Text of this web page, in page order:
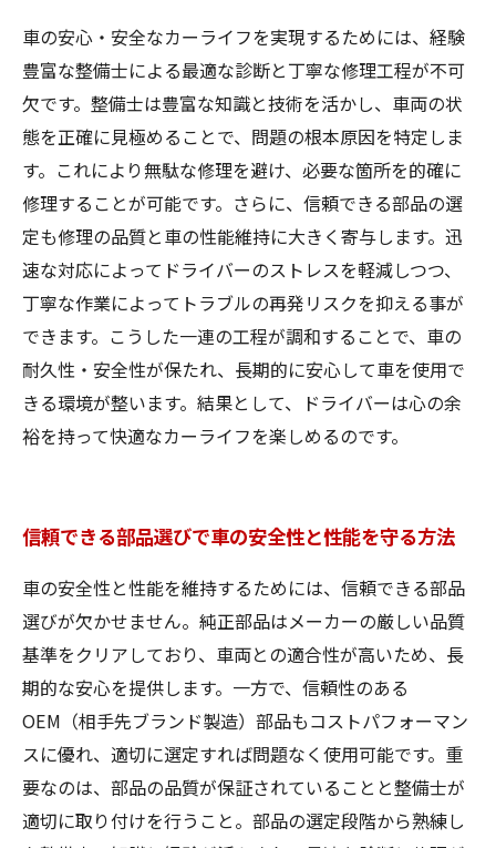
車の安心・安全なカーライフを実現するためには、経験
豊富な整備士による最適な診断と丁寧な修理工程が不可
欠です。整備士は豊富な知識と技術を活かし、車両の状
態を正確に見極めることで、問題の根本原因を特定しま
す。これにより無駄な修理を避け、必要な箇所を的確に
修理することが可能です。さらに、信頼できる部品の選
定も修理の品質と車の性能維持に大きく寄与します。迅
速な対応によってドライバーのストレスを軽減しつつ、
丁寧な作業によってトラブルの再発リスクを抑える事が
できます。こうした一連の工程が調和することで、車の
耐久性・安全性が保たれ、長期的に安心して車を使用で
きる環境が整います。結果として、ドライバーは心の余
裕を持って快適なカーライフを楽しめるのです。
信頼できる部品選びで車の安全性と性能を守る方法
車の安全性と性能を維持するためには、信頼できる部品
選びが欠かせません。純正部品はメーカーの厳しい品質
基準をクリアしており、車両との適合性が高いため、長
期的な安心を提供します。一方で、信頼性のある
OEM（相手先ブランド製造）部品もコストパフォーマン
スに優れ、適切に選定すれば問題なく使用可能です。重
要なのは、部品の品質が保証されていることと整備士が
適切に取り付けを行うこと。部品の選定段階から熟練し